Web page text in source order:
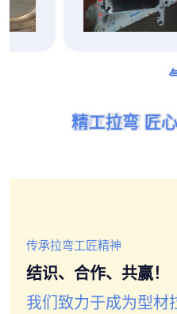
气膜用
精工拉弯 匠
精工拉弯 匠
精工拉弯 匠
精工拉弯 匠
精工拉弯 匠
精工拉弯 匠
传承拉弯工匠精神
结识、合作、共赢！
我们致力于成为型材